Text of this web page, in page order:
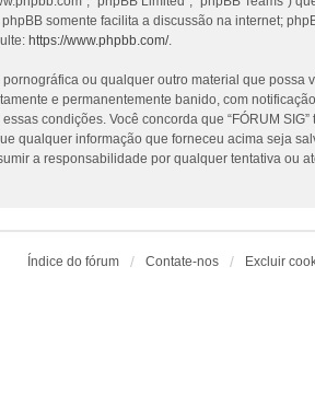
phpBB somente facilita a discussão na internet;
https://www.phpbb.com/.
ou qualquer outro material que possa
e permanentemente banido, com
condições. Você concorda que “FÓRUM
qualquer informação que forneceu acima seja
a responsabilidade por qualquer tentativa ou
Índice do fórum Contate-nos Excluir